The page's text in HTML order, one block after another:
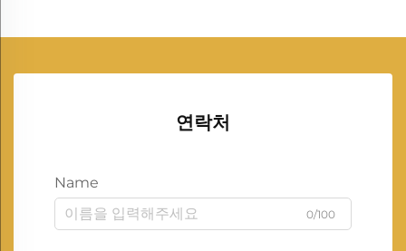
연락처
Name
0/100